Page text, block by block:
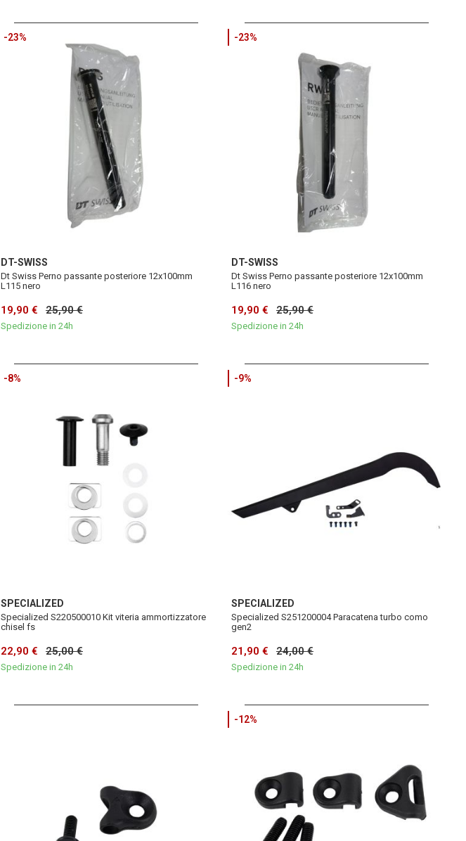
-23%
DT-SWISS
Dt Swiss Perno passante posteriore 12x100mm
L115 nero
19,90 € 25,90 €
Spedizione in 24h
-23%
DT-SWISS
Dt Swiss Perno passante posteriore 12x100mm
L116 nero
19,90 € 25,90 €
Spedizione in 24h
-8%
SPECIALIZED
Specialized S220500010 Kit viteria ammortizzatore
chisel fs
22,90 € 25,00 €
Spedizione in 24h
-9%
SPECIALIZED
Specialized S251200004 Paracatena turbo como
gen2
21,90 € 24,00 €
Spedizione in 24h
-12%